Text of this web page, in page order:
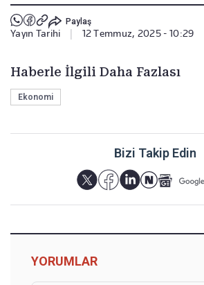
Paylaş
Yayın Tarihi 12 Temmuz, 2025 - 10:29
Haberle İlgili Daha Fazlası
Ekonomi
Bizi Takip Edin
YORUMLAR